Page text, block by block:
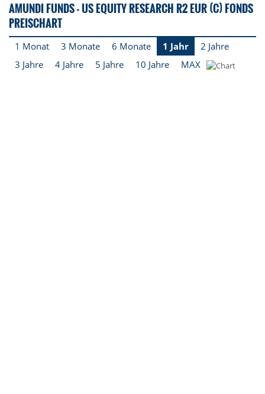
AMUNDI FUNDS - US EQUITY RESEARCH R2 EUR (C) FONDS
PREISCHART
1 Monat 3 Monate 6 Monate 1 Jahr
2 Jahre
3 Jahre
4 Jahre 5 Jahre 10 Jahre MAX